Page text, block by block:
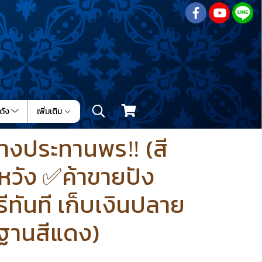
ง เพิ่มเติม
งประทานพร‼️ (สี
วัง ✅ค้าขายปัง
นที เก็บเงินปลาย
านสีแดง)